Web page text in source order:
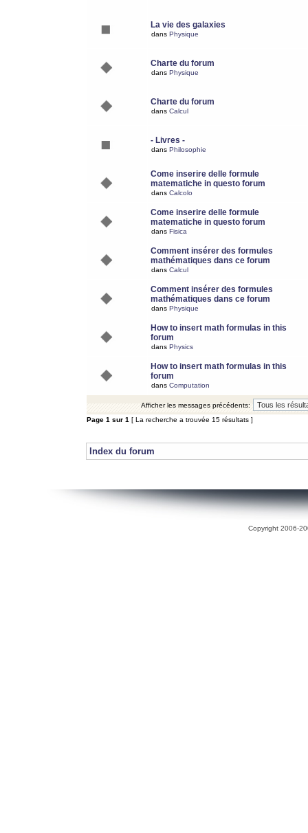
La vie des galaxies
dans Physique
Charte du forum
dans Physique
Charte du forum
dans Calcul
- Livres -
dans Philosophie
Come inserire delle formule
matematiche in questo forum
dans Calcolo
Come inserire delle formule
matematiche in questo forum
dans Fisica
Comment insérer des formules
mathématiques dans ce forum
dans Calcul
Comment insérer des formules
mathématiques dans ce forum
dans Physique
How to insert math formulas in this
forum
dans Physics
How to insert math formulas in this
forum
dans Computation
Afficher les messages précédents:
Page 1 sur 1 [ La recherche a trouvée 15 résultats ]
Index du forum
Copyright 2006-